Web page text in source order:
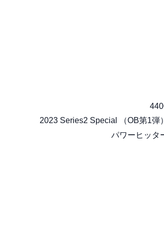
2023 Series2 Special （OB第1弾
パワーヒッタ